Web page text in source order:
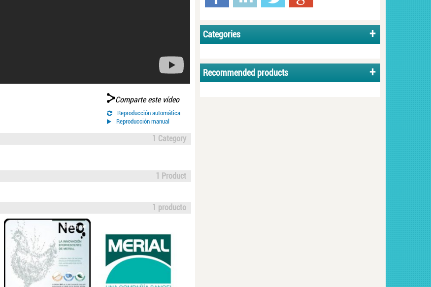
Comparte este vídeo
Reproducción automática
Reproducción manual
1 Category
1 Product
1 producto
Categories
Recommended products